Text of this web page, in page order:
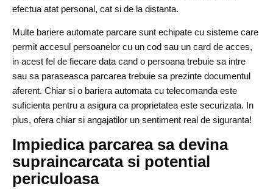
efectua atat personal, cat si de la distanta.
Multe bariere automate parcare sunt echipate cu sisteme care
permit accesul persoanelor cu un cod sau un card de acces,
in acest fel de fiecare data cand o persoana trebuie sa intre
sau sa paraseasca parcarea trebuie sa prezinte documentul
aferent. Chiar si o bariera automata cu telecomanda este
suficienta pentru a asigura ca proprietatea este securizata. In
plus, ofera chiar si angajatilor un sentiment real de siguranta!
Impiedica parcarea sa devina
supraincarcata si potential
periculoasa